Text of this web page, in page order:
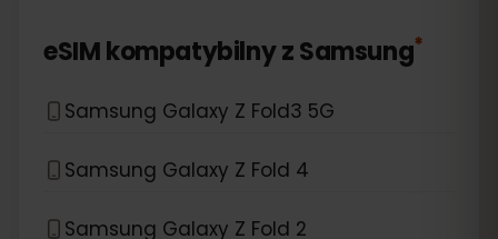
eSIM kompatybilny zSamsung*
Samsung Galaxy Z Fold3 5G
Samsung Galaxy Z Fold 4
Samsung Galaxy Z Fold 2